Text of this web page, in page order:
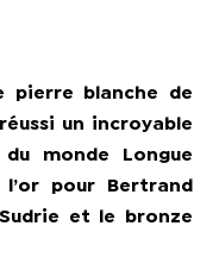
pierre blanche
de
un incroyable
monde Longue
pour Bertrand
et le bronze